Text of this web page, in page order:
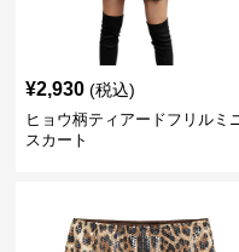
¥2,930 (税込)
ヒョウ柄ティアードフリルミ
スカート